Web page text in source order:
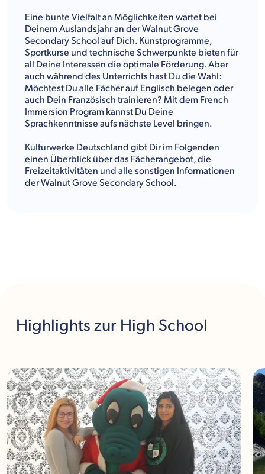
Eine bunte Vielfalt an Möglichkeiten wartet bei
Deinem Auslandsjahr an der Walnut Grove
Secondary School auf Dich. Kunstprogramme,
Sportkurse und technische Schwerpunkte bieten für
all Deine Interessen die optimale Förderung. Aber
auch während des Unterrichts hast Du die Wahl:
Möchtest Du alle Fächer auf Englisch belegen oder
auch Dein Französisch trainieren? Mit dem French
Immersion Program kannst Du Deine
Sprachkenntnisse aufs nächste Level bringen.
Kulturwerke Deutschland gibt Dir im Folgenden
einen Überblick über das Fächerangebot, die
Freizeitaktivitäten und alle sonstigen Informationen
der Walnut Grove Secondary School.
Highlights zur High School